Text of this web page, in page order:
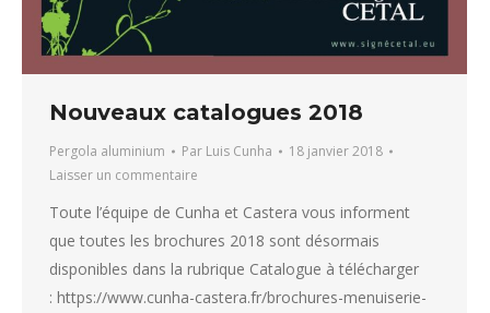
Nouveaux catalogues 2018
Pergola aluminium Par Luis Cunha
18 janvier 2018
Laisser un commentaire
Toute l’équipe de Cunha et Castera vous informent
que toutes les brochures 2018 sont désormais
disponibles dans la rubrique Catalogue à télécharger
: https://www.cunha-castera.fr/brochures-menuiserie-